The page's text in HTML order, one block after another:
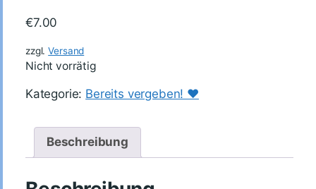
€7.00
zzgl.Versand
Nicht vorrätig
Kategorie: Bereits vergeben! ♥️
Beschreibung